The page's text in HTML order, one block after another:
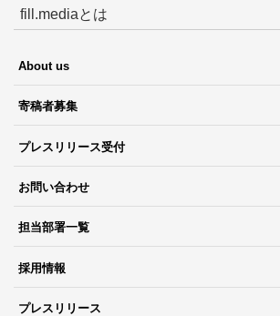
fill.mediaとは
About us
寄稿者募集
プレスリリース受付
お問い合わせ
担当部署一覧
採用情報
プレスリリース